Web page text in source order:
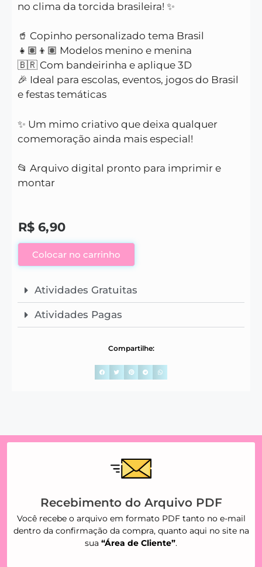
no clima da torcida brasileira! ✨
🥤 Copinho personalizado tema Brasil
👧🏽👦🏽 Modelos menino e menina
🇧🇷 Com bandeirinha e aplique 3D
🎉 Ideal para escolas, eventos, jogos do Brasil
e festas temáticas
✨ Um mimo criativo que deixa qualquer
comemoração ainda mais especial!
📂 Arquivo digital pronto para imprimir e
montar
R$ 6,90
Colocar no carrinho
Atividades Gratuitas
Atividades Pagas
Compartilhe:
Recebimento do Arquivo PDF
Você recebe o arquivo em formato PDF tanto no e-mail
dentro da confirmação da compra, quanto aqui no site na
sua “Área de Cliente”.